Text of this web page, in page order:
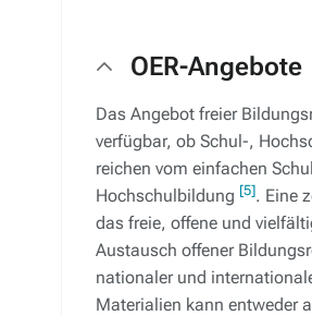
OER-Angebote
Das Angebot freier
verfügbar, ob Schul-,
reichen vom einfachen
Hochschulbildung [5]. Eine
das freie, offene und
Austausch offener
nationaler und
Materialien kann entweder